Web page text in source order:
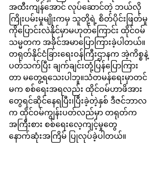
အထီးကျန်အောင် လုပ်ဆောင်တဲ့ ဘယ်လို
ကြိုးပမ်းမှုမျိုးကမှ သူတို့ရဲ့ စိတ်ပိုင်းဖြတ်မှု
ကိုပြောင်းလဲနိုင်မှာမဟုတ်ကြောင်း ထိုင်ဝမ်
သမ္မတက အခိုင်အမာပြောကြားခဲ့ပါတယ်။
တရုတ်နိုင်ငံခြားရေးဝန်ကြီးဌာနက အဲ့ကိစ္စနဲ့
ပတ်သက်ပြီး ချက်ချင်းတုံ့ပြန်ပြောကြား
တာ မတွေ့ရသေးပါဘူ။သံတမန်ရေးမှာတင်
မက စစ်ရေးအရလည်း ထိုင်ဝမ်ဟာဖိအား
တွေရင်ဆိုင်နေရပြီး၊ပြီးခဲ့တဲ့နှစ် ဒီဇင်ဘာလ
က ထိုင်ဝမ်ကျွန်းပတ်လည်မှာ တရုတ်က
အကြီးစား စစ်ရေးလေ့ကျင့်မှုတွေ
နောက်ဆုံးအကြိမ် ပြုလုပ်ခဲ့ပါတယ်။